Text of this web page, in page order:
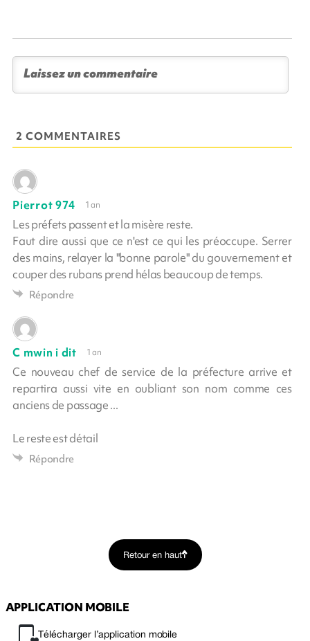
2 COMMENTAIRES
Pierrot 974 1 an
Les préfets passent et la misère reste.
Faut dire aussi que ce n'est ce qui les préoccupe. Serrer
des mains, relayer la "bonne parole" du gouvernement et
couper des rubans prend hélas beaucoup de temps.
Répondre
C mwin i dit 1 an
Ce nouveau chef de service de la préfecture arrive et
repartira aussi vite en oubliant son nom comme ces
anciens de passage ...
Le reste est détail
Répondre
Retour en haut
APPLICATION MOBILE
Télécharger l’application mobile